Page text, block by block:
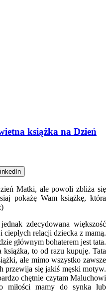
książka na Dzień
Matki, ale powoli zbliża się
pokażę Wam książkę, która
zdecydowana większość
relacji dziecka z mamą.
głównym bohaterem jest tata.
to od razu kupuję. Tata
ale mimo wszystko zawsze
przewija się jakiś męski motyw.
chętnie czytam Maluchowi
miłości mamy do synka lub